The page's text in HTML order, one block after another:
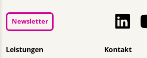
Navigation überspringen
Leistungen Kontakt
Newsletter